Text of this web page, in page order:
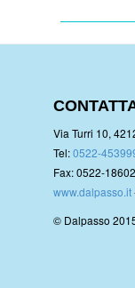
Via Turri 10,
Tel:0522-
Fax: 0522-
www.dalpasso.it
© Dalpasso